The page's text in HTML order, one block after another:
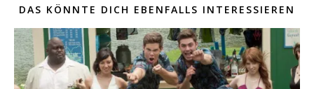
DAS KÖNNTE DICH EBENFALLS INTERESSIEREN